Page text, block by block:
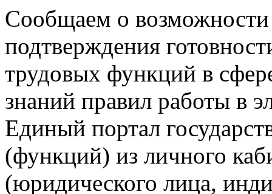
Сообщаем о возможности
подтверждения
трудовых функций в
знаний правил работы в
Единый портал
(функций) из личного
(юридического лица,